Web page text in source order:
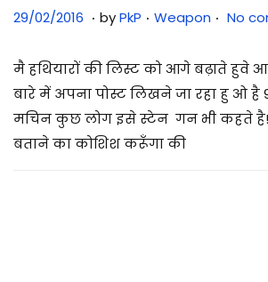
Posted on
29/02/2016 3
/
0
7
/
. byPkP . Posted in
Weapon . No
मै हथियारों की लिस्ट को आगे बढ़ाते हुवे
बारे में अपना पोस्ट लिखने जा रहा हु ओ है
मचिन कुछ लोग इसे स्टेन गन भी कहते
बताने का कोशिश करूँगा की